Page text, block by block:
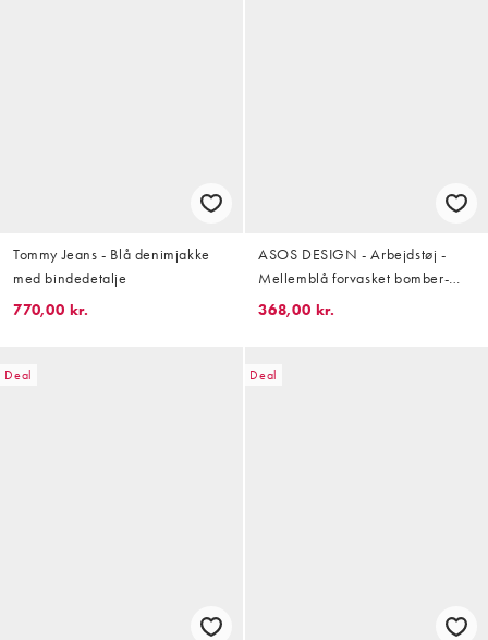
Tommy Jeans - Blå denimjakke
med bindedetalje
770,00 kr.
ASOS DESIGN - Arbejdstøj -
Mellemblå forvasket bomber-
jakke i denim
368,00 kr.
Deal Deal